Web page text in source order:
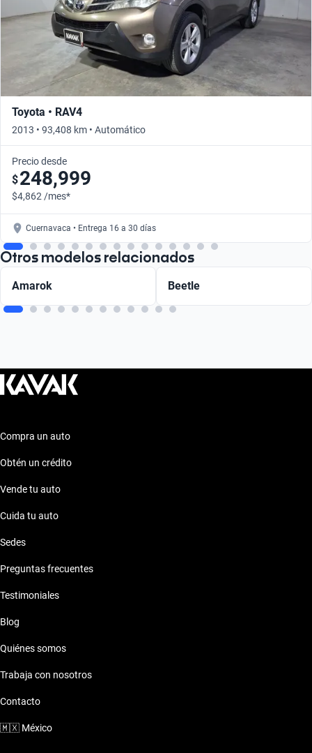
Toyota • RAV4
2013 • 93,408 km • Automático
Precio desde
$248,999
$4,862 /mes*
Cuernavaca • Entrega 16 a 30 días
Otros modelos relacionados
Amarok Beetle
Compra un auto
Obtén un crédito
Vende tu auto
Cuida tu auto
Sedes
Preguntas frecuentes
Testimoniales
Blog
Quiénes somos
Trabaja con nosotros
Contacto
🇲🇽 México